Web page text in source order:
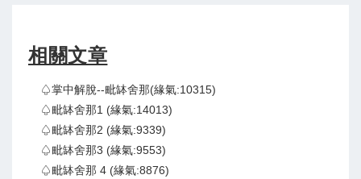
相關文章
♤掌中解脫--毗缽舍那(緣氣:10315)
♤毗缽舍那1 (緣氣:14013)
♤毗缽舍那2 (緣氣:9339)
♤毗缽舍那3 (緣氣:9553)
♤毗缽舍那 4 (緣氣:8876)